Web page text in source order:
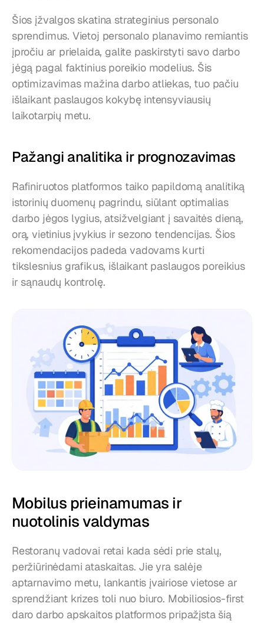
Šios įžvalgos skatina strateginius personalo
sprendimus. Vietoj personalo planavimo remiantis
įpročiu ar prielaida, galite paskirstyti savo darbo
jėgą pagal faktinius poreikio modelius. Šis
optimizavimas mažina darbo atliekas, tuo pačiu
išlaikant paslaugos kokybę intensyviausių
laikotarpių metu.
Pažangi analitika ir prognozavimas
Rafiniruotos platformos taiko papildomą analitiką
istorinių duomenų pagrindu, siūlant optimalias
darbo jėgos lygius, atsižvelgiant į savaitės dieną,
orą, vietinius įvykius ir sezono tendencijas. Šios
rekomendacijos padeda vadovams kurti
tikslesnius grafikus, išlaikant paslaugos poreikius
ir sąnaudų kontrolę.
Mobilus prieinamumas ir
nuotolinis valdymas
Restoranų vadovai retai kada sėdi prie stalų,
peržiūrinėdami ataskaitas. Jie yra salėje
aptarnavimo metu, lankantis įvairiose vietose ar
sprendžiant krizes toli nuo biuro. Mobiliosios-first
daro darbo apskaitos platformos pripažįsta šią